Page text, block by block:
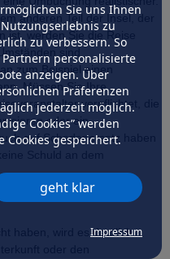
Sie uns Ihnen
zu
zu verbessern. So
personalisierte
anzeigen. Über
Präferenzen
jederzeit möglich.
Cookies” werden
gespeichert.
geht klar
Impressum
anderen Teil der Insel, der
ist, werden Sie die Reise
sind
zum Beispiel einen
Müssen Sie Ihre
verpflichtet, die
oder ein
auf Schadenersatz haben
haben, wird es deutlich